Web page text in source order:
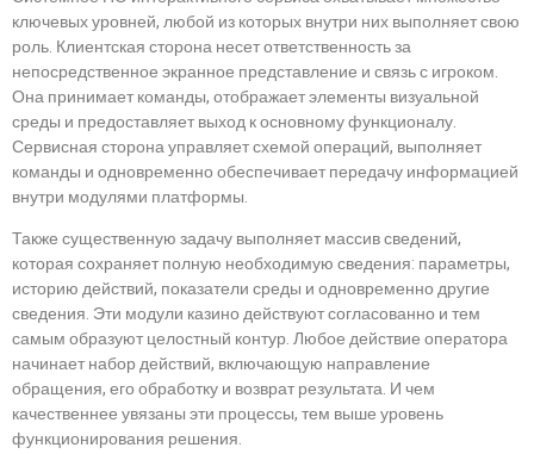
ключевых уровней, любой из которых внутри них выполняет свою
роль. Клиентская сторона несет ответственность за
непосредственное экранное представление и связь с игроком.
Она принимает команды, отображает элементы визуальной
среды и предоставляет выход к основному функционалу.
Сервисная сторона управляет схемой операций, выполняет
команды и одновременно обеспечивает передачу информацией
внутри модулями платформы.
Также существенную задачу выполняет массив сведений,
которая сохраняет полную необходимую сведения: параметры,
историю действий, показатели среды и одновременно другие
сведения. Эти модули казино действуют согласованно и тем
самым образуют целостный контур. Любое действие оператора
начинает набор действий, включающую направление
обращения, его обработку и возврат результата. И чем
качественнее увязаны эти процессы, тем выше уровень
функционирования решения.